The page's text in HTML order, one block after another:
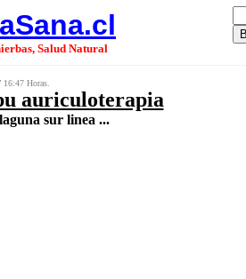
Salud Natural
16:47 Horas.
auriculoterapia
sur linea ...